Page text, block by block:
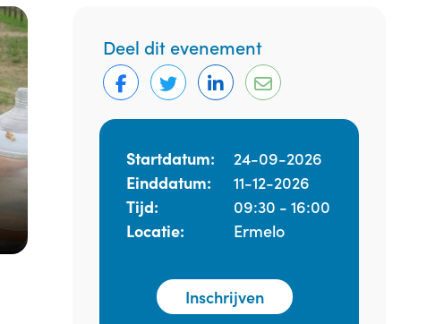
Deel dit evenement
Startdatum:
24-09-2026
Einddatum:
11-12-2026
Tijd:
09:30 - 16:00
Locatie:
Ermelo
Inschrijven